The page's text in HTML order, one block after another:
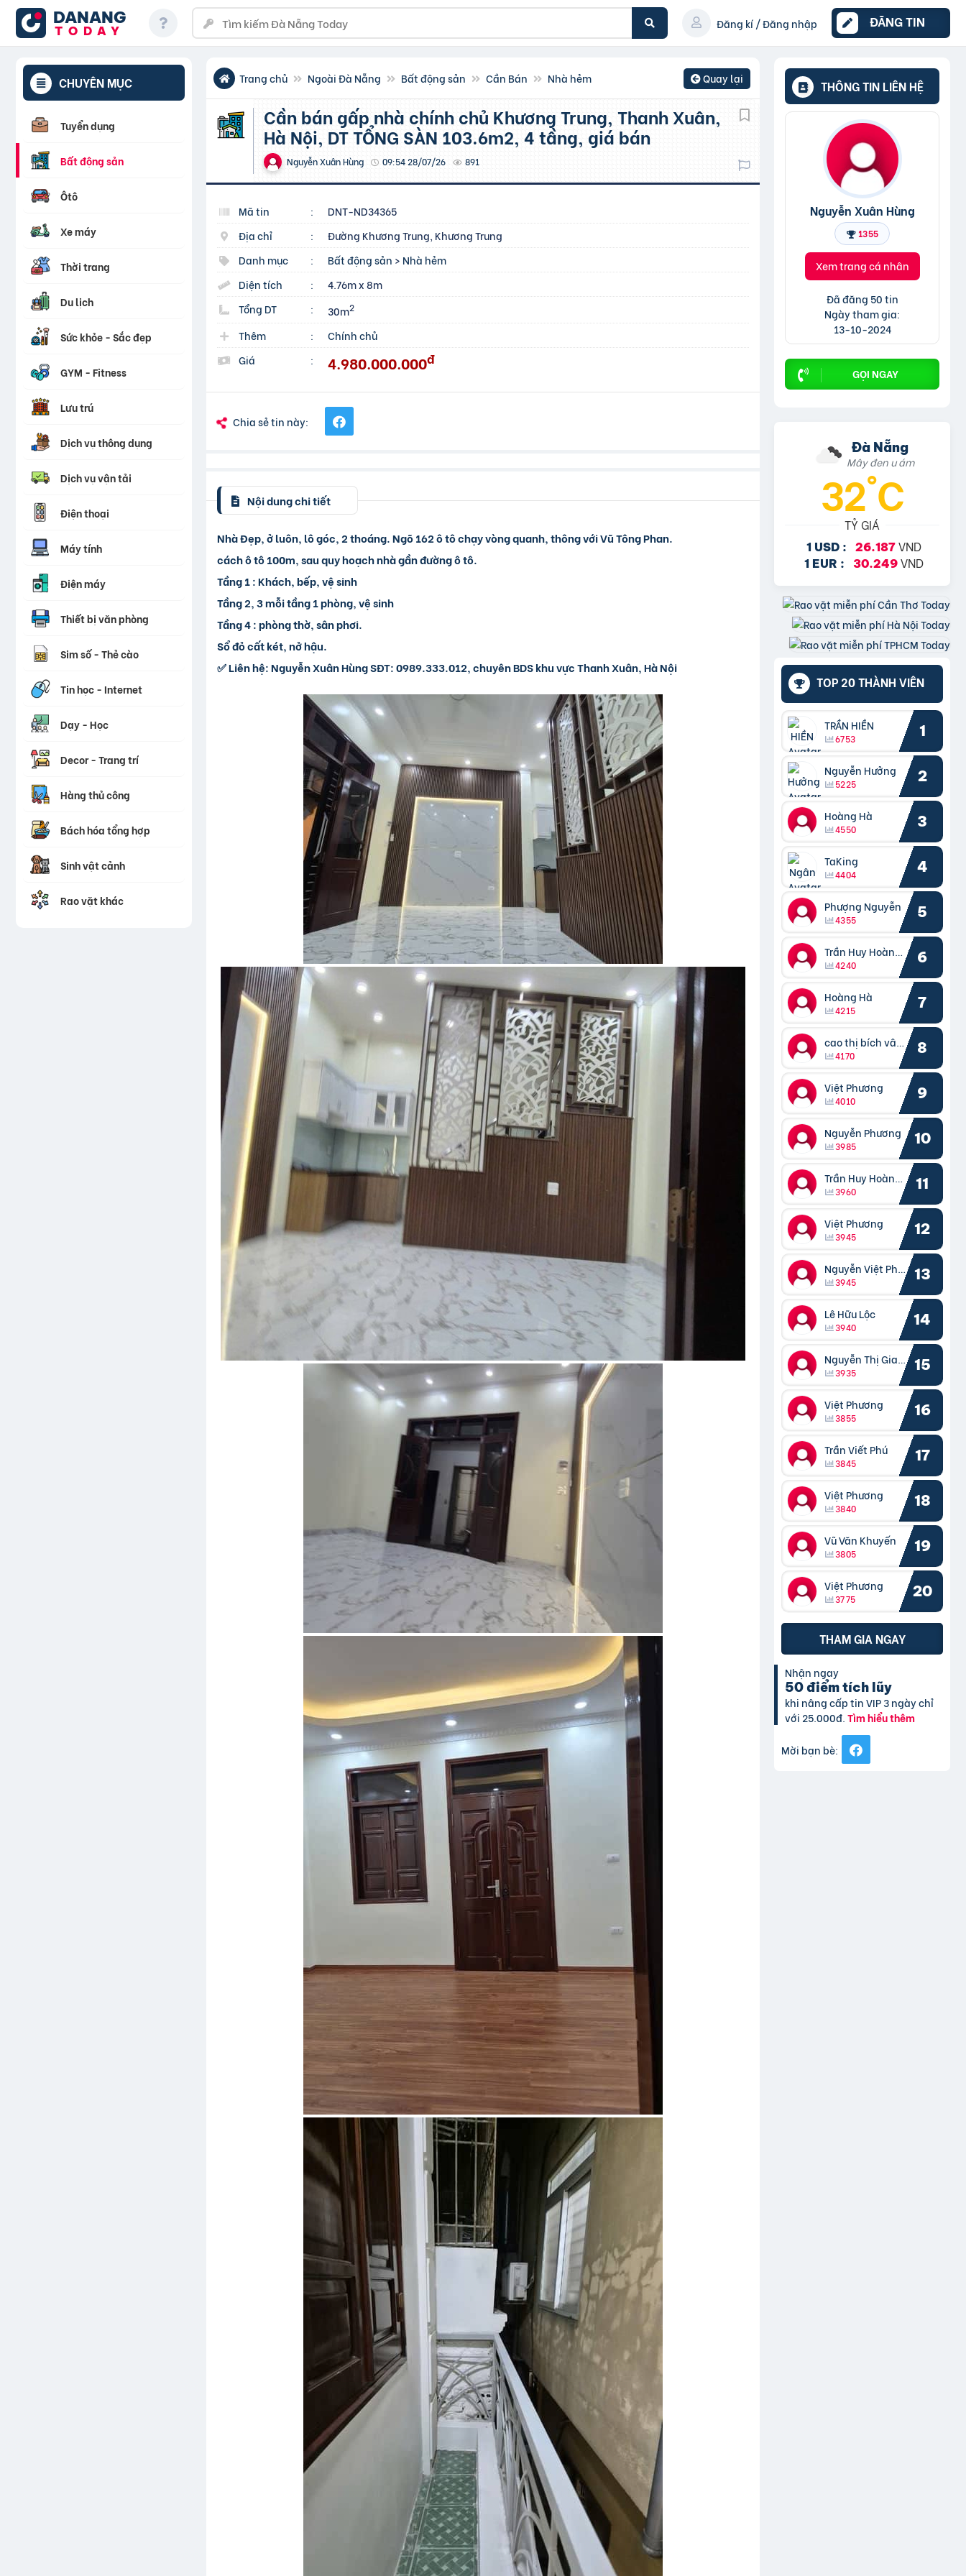
DANANG
TODAY
Đăng kí / Đăng nhập ĐĂNG TIN
CHUYÊN MỤC
Tuyển dụng
Bất động sản
Ôtô
Xe máy
Thời trang
Du lịch
Sức khỏe - Sắc đẹp
GYM - Fitness
Lưu trú
Dịch vụ thông dụng
Dịch vụ vận tải
Điện thoại
Máy tính
Điện máy
Thiết bị văn phòng
Sim số - Thẻ cào
Tin học - Internet
Dạy - Học
Decor - Trang trí
Hàng thủ công
Bách hóa tổng hợp
Sinh vật cảnh
Rao vặt khác
Trang chủ Ngoài Đà Nẵng Bất động sản Cần Bán Nhà hẻm Quay lại
Cần bán gấp nhà chính chủ Khương Trung, Thanh Xuân,
Hà Nội, DT TỔNG SÀN 103.6m2, 4 tầng, giá bán
Nguyễn Xuân Hùng 09:54 28/07/26 891
Mã tin :
DNT-ND34365
Địa chỉ
:
Đường Khương Trung, Khương Trung
Danh mục
: Bất động sản > Nhà hẻm
Diện tích
:
4.76m x 8m
Tổng DT
: 30m2
Thêm :
Chính chủ
Giá
: 4.980.000.000đ
Chia sẻ tin này:
Nội dung chi tiết
Nhà Đẹp, ở luôn, lô góc, 2 thoáng. Ngõ 162 ô tô chạy vòng quanh, thông với Vũ Tông Phan.
cách ô tô 100m, sau quy hoạch nhà gần đường ô tô.
Tầng 1 : Khách, bếp, vệ sinh
Tầng 2, 3 mỗi tầng 1 phòng, vệ sinh
Tầng 4 : phòng thờ, sân phơi.
Sổ đỏ cất két, nở hậu.
✅ Liên hệ: Nguyễn Xuân Hùng SĐT: 0989.333.012, chuyên BDS khu vực Thanh Xuân, Hà Nội
THÔNG TIN LIÊN HỆ
Nguyễn Xuân Hùng
1355
Xem trang cá nhân
Đã đăng 50 tin
Ngày tham gia:
13-10-2024
GỌI NGAY
Đà Nẵng
Mây đen u ám
32°C
TỶ GIÁ
1 USD : 26.187VND
1 EUR : 30.249VND
TOP 20 THÀNH VIÊN
TRẦN HIỀN
6753 1
Nguyễn Hưởng
5225 2
Hoàng Hà
4550 3
TaKing
4404 4
Phượng Nguyễn
4355 5
Trần Huy Hoàng Bắc
4240 6
Hoàng Hà
4215 7
cao thị bích vâng kiều
4170 8
Việt Phương
4010 9
Nguyễn Phương
3985 10
Trần Huy Hoàng Bắc
3960 11
Việt Phương
3945 12
Nguyễn Việt Phương
3945 13
Lê Hữu Lộc
3940 14
Nguyễn Thị Giang
3935 15
Việt Phương
3855 16
Trần Viết Phú
3845 17
Việt Phương
3840 18
Vũ Văn Khuyến
3805 19
Việt Phương
3775 20
THAM GIA NGAY
Nhận ngay
50 điểm tích lũy
khi nâng cấp tin VIP 3 ngày chỉ
với 25.000đ.Tìm hiểu thêm
Mời bạn bè: